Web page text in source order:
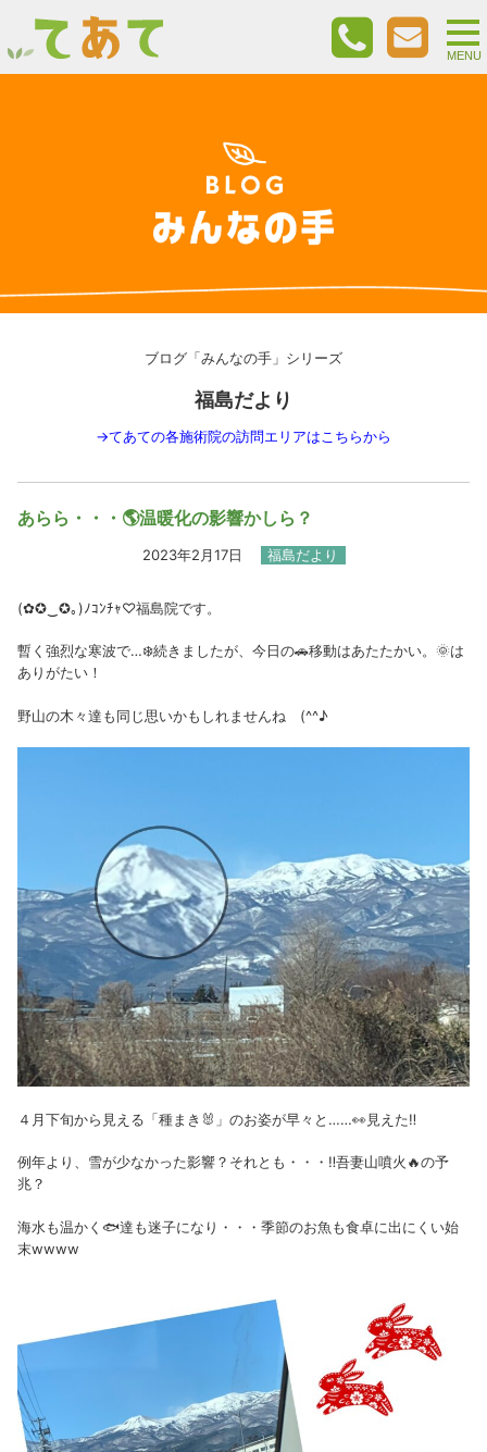
ブログ「みんなの手」シリーズ
福島だより
→てあての各施術院の訪問エリアはこちらから
あらら・・・🌎温暖化の影響かしら？
2023年2月17日 福島だより
(✿✪‿✪｡)ﾉｺﾝﾁｬ♡福島院です。
暫く強烈な寒波で…❄️続きましたが、今日の🚗移動はあたたかい。🌞は
ありがたい！
野山の木々達も同じ思いかもしれませんね (^^♪
４月下旬から見える「種まき🐰」のお姿が早々と……👀見えた‼
例年より、雪が少なかった影響？それとも・・・‼吾妻山噴火🔥の予
兆？
海水も温かく🐟達も迷子になり・・・季節のお魚も食卓に出にくい始
末wwww
MENU